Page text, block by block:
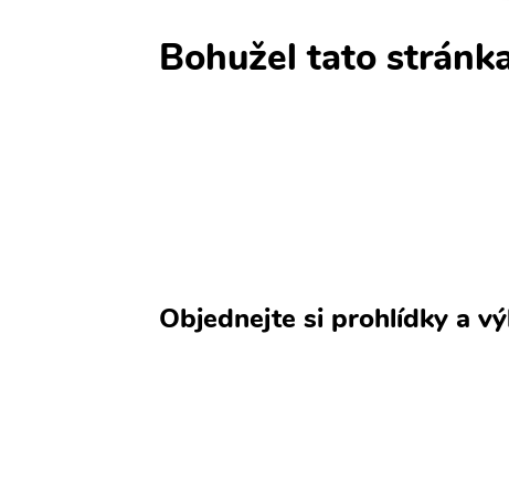
Bohužel tato
Objednejte si prohlídky a